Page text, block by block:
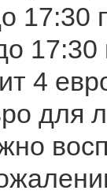
17:30
17:30
4
для